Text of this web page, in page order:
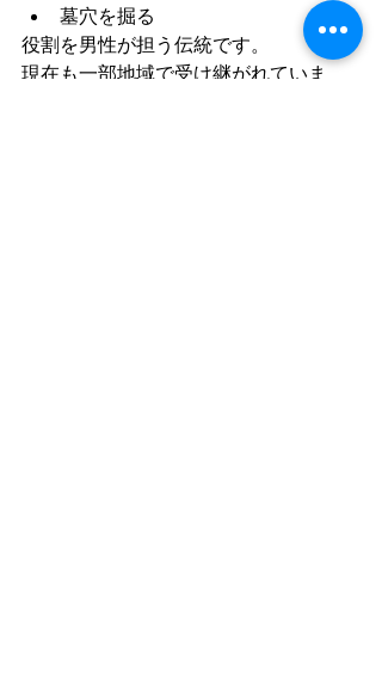
墓穴を掘る
役割を男性が担う伝統です。
現在も一部地域で受け継がれていま